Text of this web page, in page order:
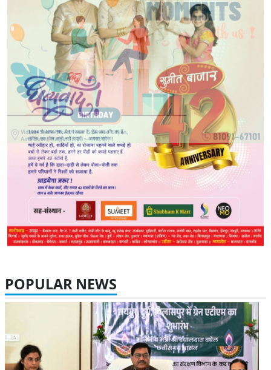
POPULAR NEWS
08 Aug 2026 30 Views
पीडीएस प्रणाली में पारदर्शिता के लिए राज्य सरकार की बड़ी पहल- रायपुर,
दुर्ग और बिलासपुर में तीन अन्नपूर्ति ग्रेन एटीएम का शुभारंभ